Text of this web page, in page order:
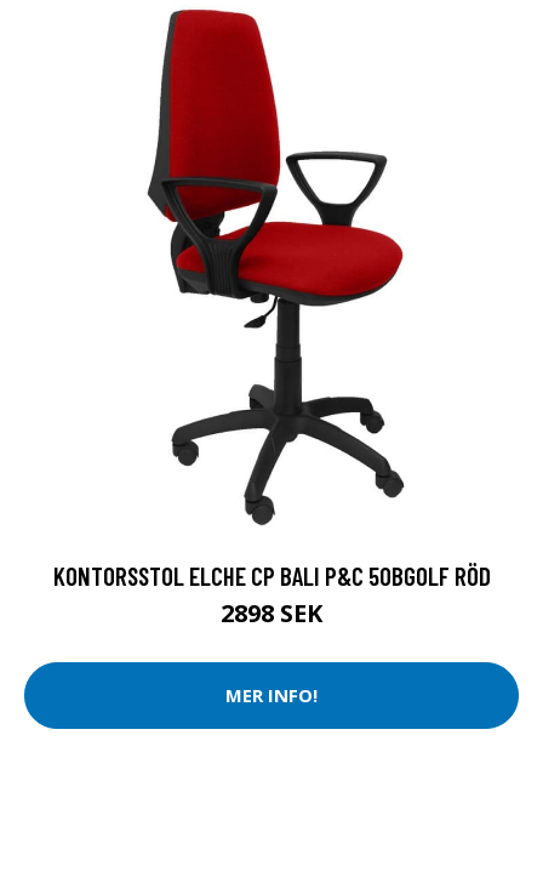
KONTORSSTOL ELCHE CP BALI P&C 50BGOLF RÖD
2898 SEK
MER INFO!